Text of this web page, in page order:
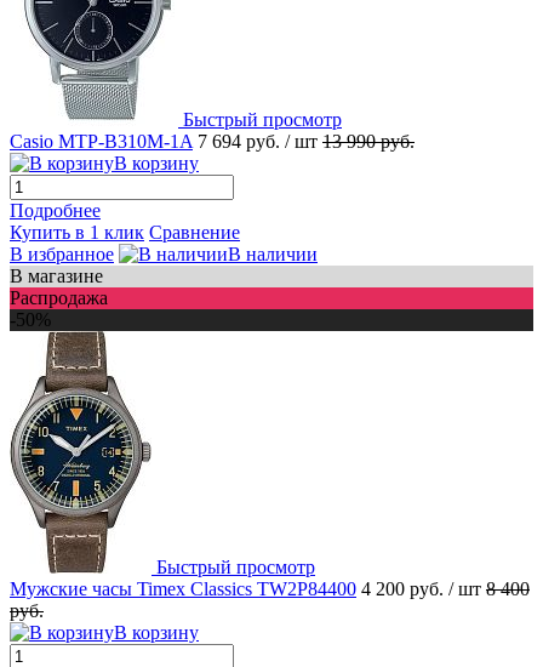
Быстрый просмотр
Casio MTP-B310M-1A 7 694 руб. / шт 13 990 руб.
В корзину
Подробнее
Купить в 1 клик Сравнение
В избранное
В наличии
В магазине
Распродажа
-50%
Быстрый просмотр
Мужские часы Timex Classics TW2P84400 4 200 руб. / шт 8 400
руб.
В корзину